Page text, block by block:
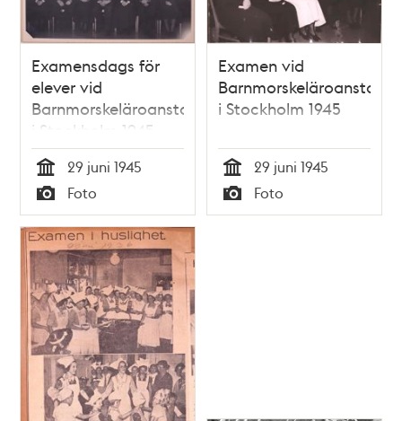
Examensdags för
elever vid
Barnmorskeläroanstalten
i Stockholm 1945
Tid
29 juni 1945
Typ
Foto
Examen vid
i Stockholm 1945
Tid
29 juni 1945
Typ
Foto